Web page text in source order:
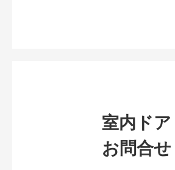
室内ドア
お問合せ